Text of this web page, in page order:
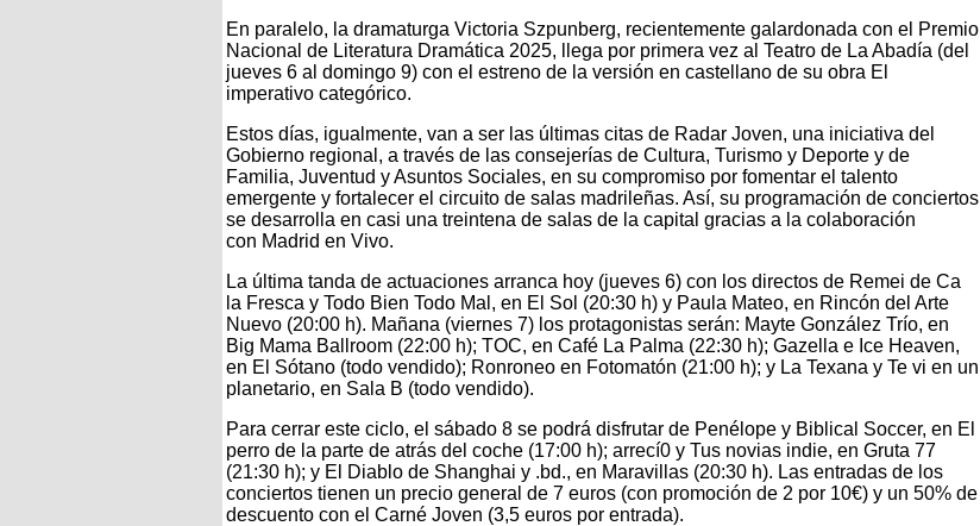
En paralelo, la dramaturga Victoria Szpunberg, recientemente galardonada con el Premio
Nacional de Literatura Dramática 2025, llega por primera vez al Teatro de La Abadía (del
jueves 6 al domingo 9) con el estreno de la versión en castellano de su obra El
imperativo categórico.
Estos días, igualmente, van a ser las últimas citas de Radar Joven, una iniciativa del
Gobierno regional, a través de las consejerías de Cultura, Turismo y Deporte y de
Familia, Juventud y Asuntos Sociales, en su compromiso por fomentar el talento
emergente y fortalecer el circuito de salas madrileñas. Así, su programación de conciertos
se desarrolla en casi una treintena de salas de la capital gracias a la colaboración
con Madrid en Vivo.
La última tanda de actuaciones arranca hoy (jueves 6) con los directos de Remei de Ca
la Fresca y Todo Bien Todo Mal, en El Sol (20:30 h) y Paula Mateo, en Rincón del Arte
Nuevo (20:00 h). Mañana (viernes 7) los protagonistas serán: Mayte González Trío, en
Big Mama Ballroom (22:00 h); TOC, en Café La Palma (22:30 h); Gazella e Ice Heaven,
en El Sótano (todo vendido); Ronroneo en Fotomatón (21:00 h); y La Texana y Te vi en un
planetario, en Sala B (todo vendido).
Para cerrar este ciclo, el sábado 8 se podrá disfrutar de Penélope y Biblical Soccer, en El
perro de la parte de atrás del coche (17:00 h); arrecí0 y Tus novias indie, en Gruta 77
(21:30 h); y El Diablo de Shanghai y .bd., en Maravillas (20:30 h). Las entradas de los
conciertos tienen un precio general de 7 euros (con promoción de 2 por 10€) y un 50% de
descuento con el Carné Joven (3,5 euros por entrada).